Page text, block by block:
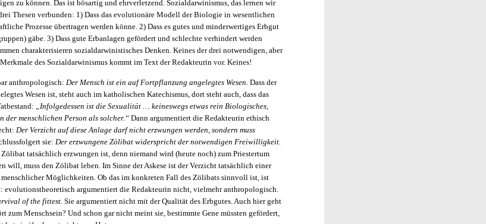
zu können. Das ist bösartig und ehrverletzend. Sozialdarwinismus, das lernen wir
Thesen verbunden: 1) Dass das evolutionäre Modell der Biologie in wesentlichen
Prozesse übertragen werden könne. 2) Dass es gutes und minderwertiges Erbgut
gäbe. 3) Dass gute Erbanlagen gefördert und schlechte verhindert werden
charakterisieren sozialdarwinistisches Denken. Keines der drei notwendigen, aber
des Sozialdarwinismus kommt im Text der Redakteurin vor. Keines!
anthropologisch: Der Mensch ist ein auf Fortpflanzung angelegtes Wesen. Dass der
Wesen ist, steht auch im katholischen Katechismus, dort steht auch, dass das
„Infolgedessen ist die Sexualität … keineswegs etwas rein Biologisches,
der menschlichen Person als solcher.“Dann argumentiert die Redakteurin ethisch
Der Verzicht auf diese Anlage darf nicht erzwungen werden, sondern muss
sie: Der erzwungene Zölibat widerspricht der notwendigen Freiwilligkeit.
tatsächlich erzwungen ist, denn niemand wird (heute noch) zum Priestertum
will, muss den Zölibat leben. Im Sinne der Askese ist der Verzicht tatsächlich einer
Möglichkeiten. Ob das im konkreten Fall des Zölibats sinnvoll ist, ist
evolutionstheoretisch argumentiert die Redakteurin nicht, vielmehr anthropologisch.
of the fittest. Sie argumentiert nicht mit der Qualität des Erbgutes. Auch hier geht
zum Menschsein? Und schon gar nicht meint sie, bestimmte Gene müssten gefördert,